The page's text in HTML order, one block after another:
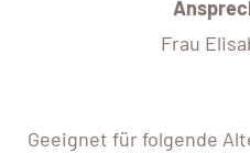
Frau
Geeignet für folgende